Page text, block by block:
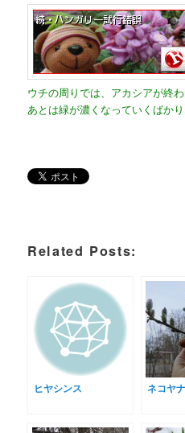
ウチの周りでは、アカシアが終
あとは緑が濃くなっていくばか
Related Posts:
ヒヤシンス ネコヤ